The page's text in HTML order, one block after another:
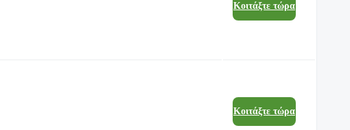
Κοιτάξτε τώρα
Κοιτάξτε τώρα